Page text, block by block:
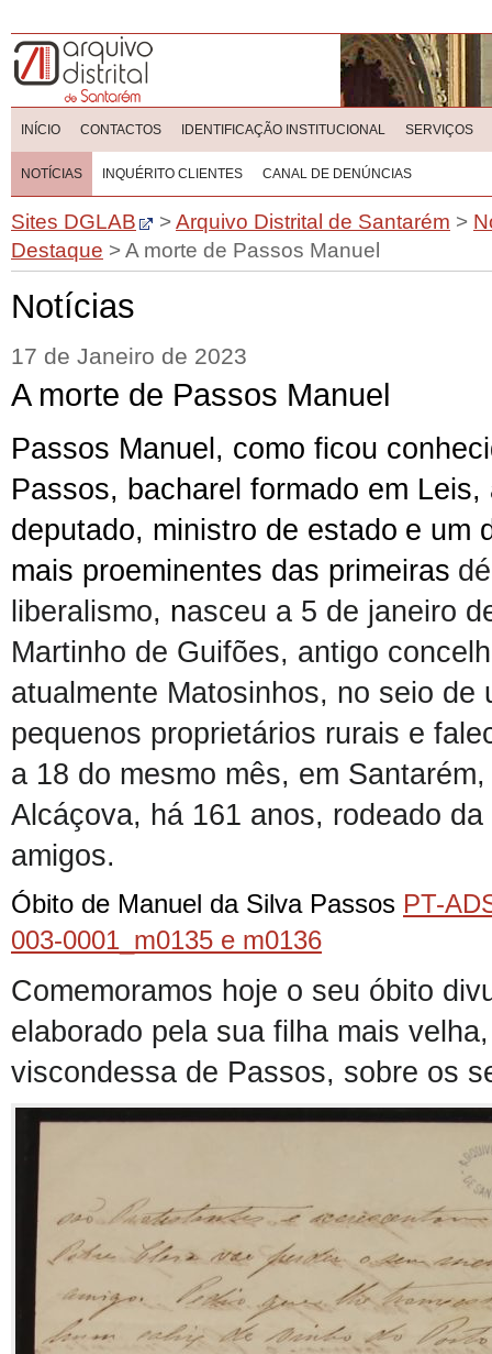
INÍCIO CONTACTOS IDENTIFICAÇÃO INSTITUCIONAL SERVIÇOS
NOTÍCIAS INQUÉRITO CLIENTES CANAL DE DENÚNCIAS
Sites DGLAB >Arquivo Distrital de Santarém >
Destaque >A morte de Passos Manuel
Notícias
17 de Janeiro de 2023
A morte de Passos Manuel
Passos Manuel, como ficou
Passos, bacharel formado em Leis,
deputado, ministro de estado e um
mais proeminentes das primeiras dé
liberalismo, nasceu a 5 de janeiro
Martinho de Guifões, antigo
atualmente Matosinhos, no seio de
pequenos proprietários rurais e
a 18 do mesmo mês, em
Alcáçova, há 161 anos, rodeado
amigos.
Óbito de Manuel da Silva Passos PT-
003-0001_m0135 e m0136
Comemoramos hoje o seu óbito
elaborado pela sua filha mais
viscondessa de Passos, sobre os